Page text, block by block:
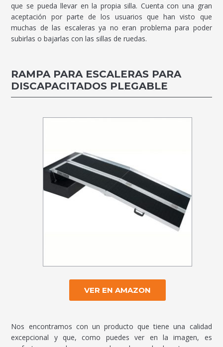
que se pueda llevar en la propia silla. Cuenta con una gran
aceptación por parte de los usuarios que han visto que
muchas de las escaleras ya no eran problema para poder
subirlas o bajarlas con las sillas de ruedas.
RAMPA PARA ESCALERAS PARA
DISCAPACITADOS PLEGABLE
VER EN AMAZON
Nos encontramos con un producto que tiene una calidad
excepcional y que, como puedes ver en la imagen, es